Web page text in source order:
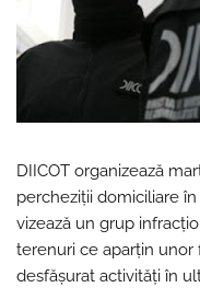
DIICOT organizează
percheziții domiciliare
vizează un grup
terenuri ce aparțin unor
desfășurat activități în